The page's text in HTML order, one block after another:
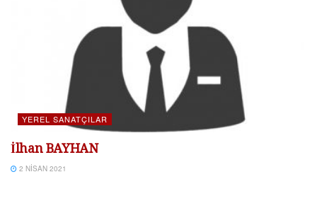
YEREL SANATÇILAR
İlhan BAYHAN
2 NISAN 2021